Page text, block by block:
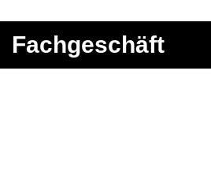
Fachgeschäft